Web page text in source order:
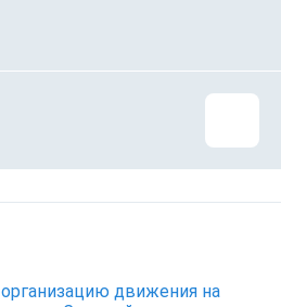
движения на